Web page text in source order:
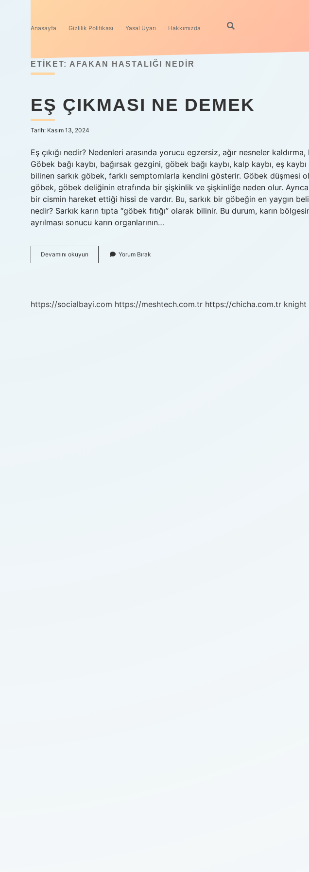
Anasayfa Gizlilik Politikası Yasal Uyarı Hakkımızda
ETIKET: AFAKAN HASTALIĞI NEDIR
EŞ ÇIKMASI NE DEMEK
Tarih: Kasım 13, 2024
Eş çıkığı nedir? Nedenleri arasında yorucu egzersiz, ağır nesneler
Göbek bağı kaybı, bağırsak gezgini, göbek bağı kaybı, kalp kaybı, eş
bilinen sarkık göbek, farklı semptomlarla kendini gösterir. Göbek düşmesi
göbek, göbek deliğinin etrafında bir şişkinlik ve şişkinliğe neden olur.
bir cismin hareket ettiği hissi de vardır. Bu, sarkık bir göbeğin en yaygın
nedir? Sarkık karın tıpta “göbek fıtığı” olarak bilinir. Bu durum, karın
ayrılması sonucu karın organlarının…
Devamını okuyun
Çıkması
Yorum Bırak
https://socialbayi.com https://meshtech.com.tr https://chicha.com.tr knight